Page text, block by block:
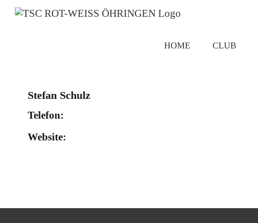
Zum
Inhalt
HOME CLUB
Stefan Schulz
Telefon
Website